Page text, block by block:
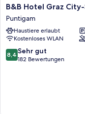
B&B
Hotel
Graz
City-
Süd
Puntigam
B&B Hotel Graz City-
Puntigam
Haustiere erlaubt
Kostenloses WLAN
8.4
von
8,4 Sehr gut
182 Bewertungen